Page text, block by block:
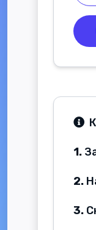
1.
2.
3.